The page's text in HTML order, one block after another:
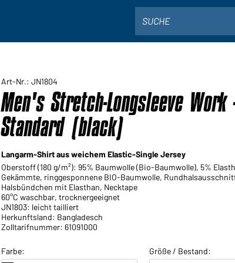
SUCHE
Art-Nr.: JN1804
Men's Stretch-Longsleeve Work
Standard (black)
Langarm-Shirt aus weichem Elastic-Single Jersey
Oberstoff (180 g/m²): 95% Baumwolle (Bio-Baumwolle), 5%
Gekämmte, ringgesponnene BIO-Baumwolle,
Halsbündchen mit Elasthan, Necktape
60°C waschbar, trocknergeeignet
JN1803: leicht tailliert
Herkunftsland: Bangladesch
Zolltarifnummer: 61091000